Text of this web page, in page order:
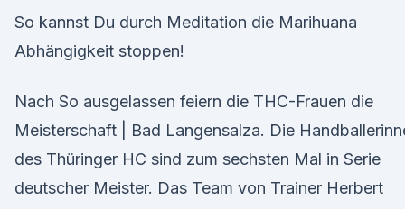
So kannst Du durch Meditation die Marihuana
Abhängigkeit stoppen!
Nach So ausgelassen feiern die THC-Frauen die
Meisterschaft | Bad Langensalza. Die
des Thüringer HC sind zum sechsten Mal in Serie
deutscher Meister. Das Team von Trainer Herbert